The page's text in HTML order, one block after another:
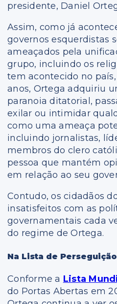
presidente, Daniel
Assim, como já
governos esquerdistas
ameaçados pela
grupo, incluindo os
tem acontecido no
anos, Ortega adquiriu
paranoia ditatorial,
exilar ou intimidar
como uma ameaça
incluindo jornalistas,
membros do clero
pessoa que mantém
em relação ao seu
Contudo, os cidadãos
insatisfeitos com as
governamentais cada
do regime de Ortega.
Na Lista de
Conforme a Lista
do Portas Abertas em